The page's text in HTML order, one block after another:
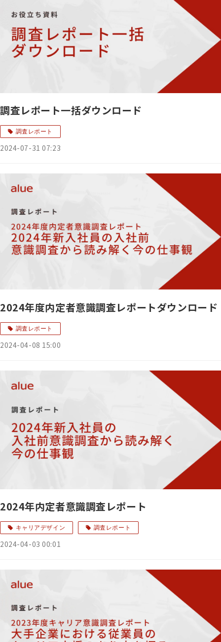
調査レポート一括ダウンロード
調査レポート
2024-07-31 07:23
2024年度内定者意識調査レポートダウンロード
調査レポート
2024-04-08 15:00
2024年内定者意識調査レポート
キャリアデザイン 調査レポート
2024-04-03 00:01